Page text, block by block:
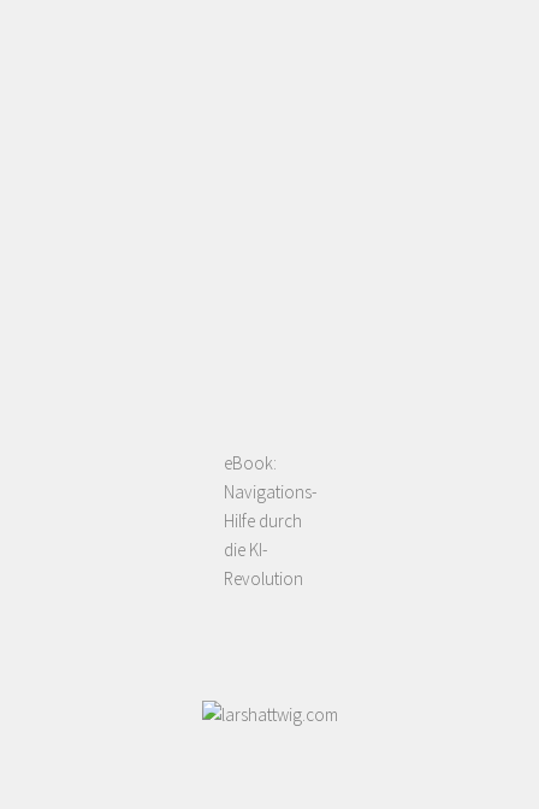
eBook:
Navigations-
Hilfe durch
die KI-
Revolution